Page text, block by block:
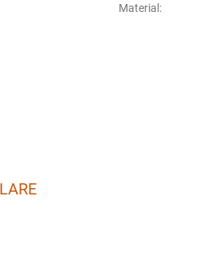
Material :